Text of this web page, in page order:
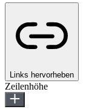
Links hervorheben
Zeilenhöhe